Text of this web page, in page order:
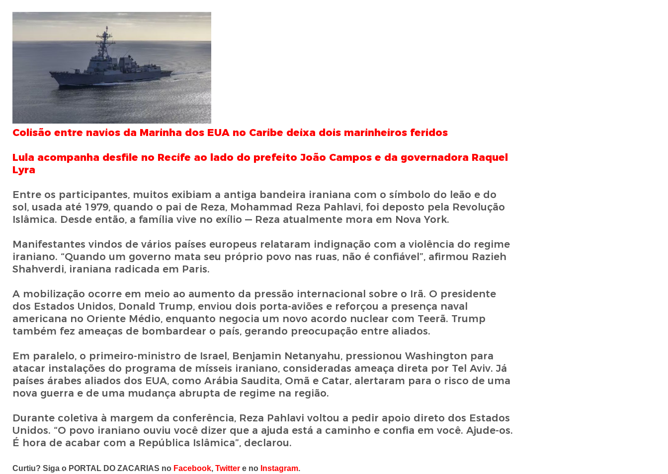
Colisão entre navios da Marinha dos EUA no Caribe deixa dois marinheiros feridos
Lula acompanha desfile no Recife ao lado do prefeito João Campos e da governadora Raquel
Lyra
Entre os participantes, muitos exibiam a antiga bandeira iraniana com o símbolo do leão e do
sol, usada até 1979, quando o pai de Reza, Mohammad Reza Pahlavi, foi deposto pela Revolução
Islâmica. Desde então, a família vive no exílio — Reza atualmente mora em Nova York.
Manifestantes vindos de vários países europeus relataram indignação com a violência do regime
iraniano. “Quando um governo mata seu próprio povo nas ruas, não é confiável”, afirmou Razieh
Shahverdi, iraniana radicada em Paris.
A mobilização ocorre em meio ao aumento da pressão internacional sobre o Irã. O presidente
dos Estados Unidos, Donald Trump, enviou dois porta-aviões e reforçou a presença naval
americana no Oriente Médio, enquanto negocia um novo acordo nuclear com Teerã. Trump
também fez ameaças de bombardear o país, gerando preocupação entre aliados.
Em paralelo, o primeiro-ministro de Israel, Benjamin Netanyahu, pressionou Washington para
atacar instalações do programa de mísseis iraniano, consideradas ameaça direta por Tel Aviv. Já
países árabes aliados dos EUA, como Arábia Saudita, Omã e Catar, alertaram para o risco de uma
nova guerra e de uma mudança abrupta de regime na região.
Durante coletiva à margem da conferência, Reza Pahlavi voltou a pedir apoio direto dos Estados
Unidos. “O povo iraniano ouviu você dizer que a ajuda está a caminho e confia em você. Ajude-os.
É hora de acabar com a República Islâmica”, declarou.
Curtiu? Siga o PORTAL DO ZACARIAS no Facebook, Twittere no Instagram.